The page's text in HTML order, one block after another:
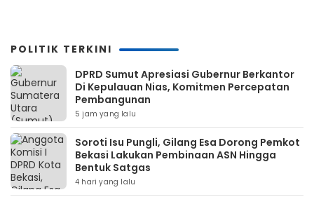
POLITIK TERKINI
DPRD Sumut Apresiasi Gubernur Berkantor
Di Kepulauan Nias, Komitmen Percepatan
Pembangunan
5 jam yang lalu
Soroti Isu Pungli, Gilang Esa Dorong Pemkot
Bekasi Lakukan Pembinaan ASN Hingga
Bentuk Satgas
4 hari yang lalu